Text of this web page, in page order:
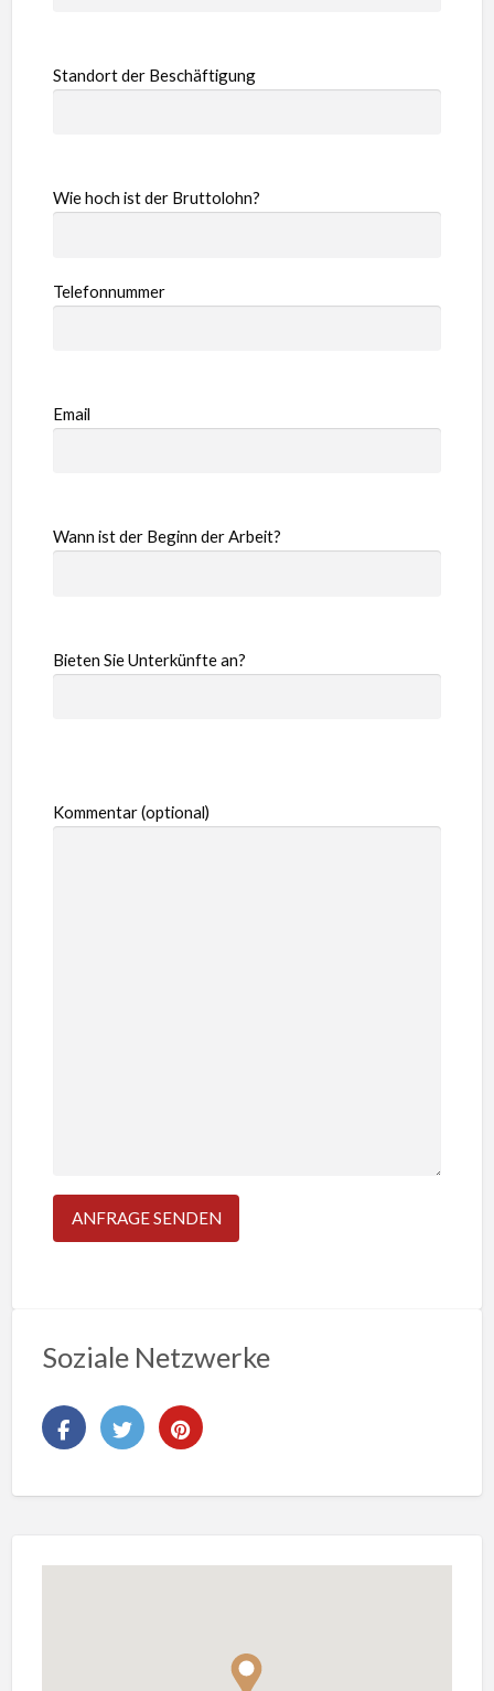
Standort der Beschäftigung
Wie hoch ist der Bruttolohn?
Telefonnummer
Email
Wann ist der Beginn der Arbeit?
Bieten Sie Unterkünfte an?
Kommentar (optional)
Soziale Netzwerke